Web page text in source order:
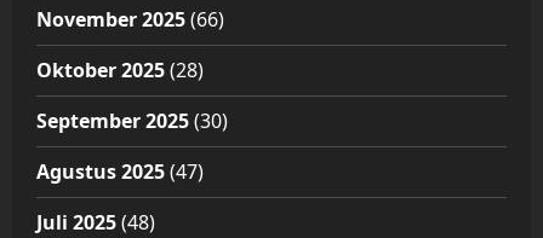
November 2025(66)
Oktober 2025(28)
September 2025(30)
Agustus 2025(47)
Juli 2025(48)